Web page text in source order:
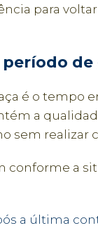
para
período de
é o tempo
a
sem realizar
conforme a
a última